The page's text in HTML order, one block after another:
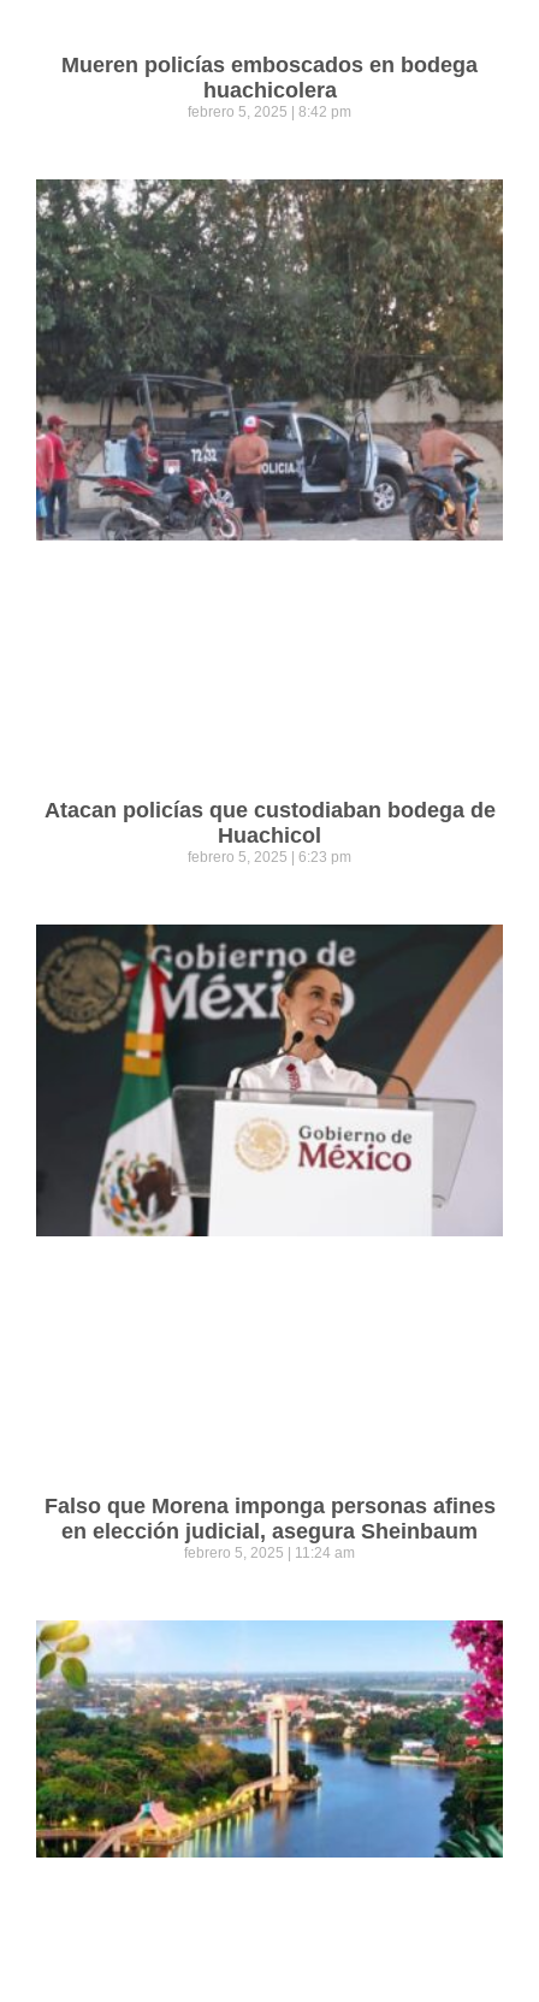
Mueren policías emboscados en bodega
huachicolera
febrero 5, 2025 8:42 pm
Atacan policías que custodiaban bodega de
Huachicol
febrero 5, 2025 6:23 pm
Falso que Morena imponga personas afines
en elección judicial, asegura Sheinbaum
febrero 5, 2025 11:24 am